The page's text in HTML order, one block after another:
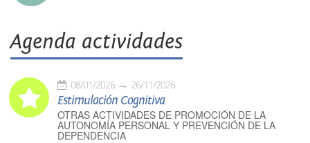
Agenda actividades
08/01/2026 26/11/2026
Estimulación Cognitiva
OTRAS ACTIVIDADES DE PROMOCIÓN DE LA
AUTONOMÍA PERSONAL Y PREVENCIÓN DE LA
DEPENDENCIA